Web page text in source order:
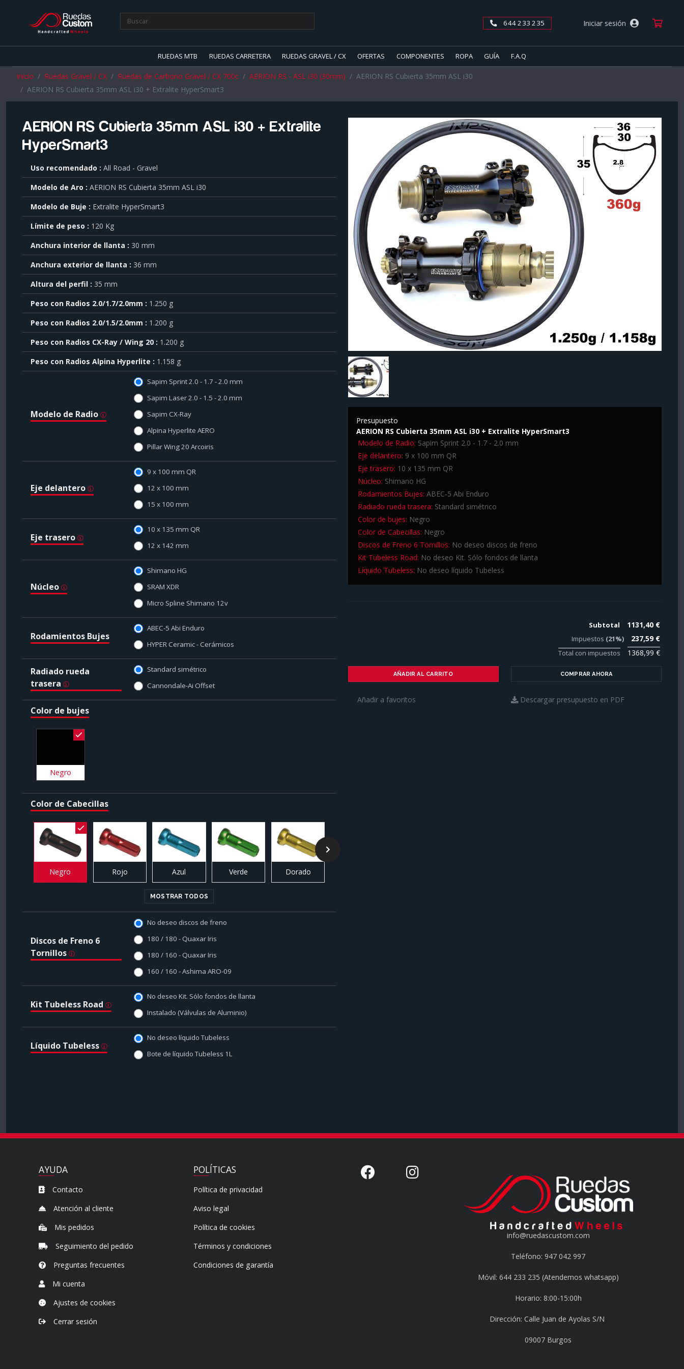
644 233 235 Iniciar sesión
RUEDAS MTB RUEDAS CARRETERA RUEDAS GRAVEL / CX OFERTAS COMPONENTES ROPA GUÍA F.A.Q
Inicio Ruedas Gravel / CX Ruedas de Carbono Gravel / CX 700c AERION RS - ASL i30 (30mm)
AERION RS Cubierta 35mm ASL i30
AERION RS Cubierta 35mm ASL i30 + Extralite HyperSmart3
Presupuesto
AERION RS Cubierta 35mm ASL i30 + Extralite HyperSmart3
Modelo de Radio: Sapim Sprint 2.0 - 1.7 - 2.0 mm
Eje delantero: 9 x 100 mm QR
Eje trasero: 10 x 135 mm QR
Núcleo: Shimano HG
Rodamientos Bujes: ABEC-5 Abi Enduro
Radiado rueda trasera: Standard simétrico
Color de bujes: Negro
Color de Cabecillas: Negro
Discos de Freno 6 Tornillos: No deseo discos de freno
Kit Tubeless Road: No deseo Kit. Sólo fondos de llanta
Líquido Tubeless: No deseo líquido Tubeless
Subtotal 1131,40 €
Impuestos (21%) 237,59 €
Total con impuestos 1368,99 €
AÑADIR AL CARRITO COMPRAR AHORA
Añadir a favoritos Descargar presupuesto en PDF
AERION RS Cubierta 35mm ASL i30 + Extralite
HyperSmart3
saber
más
sobre
cada
característica
haga
click
sobre
símbolo
.
También
mostrar
toda
información.
Uso recomendado
All Road - Gravel
Modelo de Aro
AERION RS Cubierta 35mm ASL i30
Modelo de Buje
Extralite HyperSmart3
Límite de peso
120 Kg
Anchura interior de llanta
30 mm
Anchura exterior de llanta
36 mm
Altura del perfil
35 mm
Peso con Radios 2.0/1.7/2.0mm
1.250 g
Peso con Radios 2.0/1.5/2.0mm
1.200 g
Peso con Radios CX-Ray / Wing 20
1.200 g
Peso con Radios Alpina Hyperlite
1.158 g
Modelo de Radio
Sapim Sprint 2.0 - 1.7 - 2.0 mm
Sapim Laser 2.0 - 1.5 - 2.0 mm
Sapim CX-Ray
Alpina Hyperlite AERO
Pillar Wing 20 Arcoiris
Eje delantero
9 x 100 mm QR
12 x 100 mm
15 x 100 mm
Eje trasero
10 x 135 mm QR
12 x 142 mm
Núcleo
Shimano HG
SRAM XDR
Micro Spline Shimano 12v
Rodamientos Bujes
ABEC-5 Abi Enduro
HYPER Ceramic - Cerámicos
Radiado rueda
trasera
Standard simétrico
Cannondale-Ai Offset
Color de bujes
Negro
Color de Cabecillas
Negro Rojo Azul Verde Dorado
MOSTRAR TODOS
Discos de Freno 6
Tornillos
No deseo discos de freno
180 / 180 - Quaxar Iris
180 / 160 - Quaxar Iris
160 / 160 - Ashima ARO-09
Kit Tubeless Road
No deseo Kit. Sólo fondos de llanta
Instalado (Válvulas de Aluminio)
Líquido Tubeless
No deseo líquido Tubeless
Bote de líquido Tubeless 1L
AYUDA
Contacto
Atención al cliente
Mis pedidos
Seguimiento del pedido
Preguntas frecuentes
Mi cuenta
Ajustes de cookies
Cerrar sesión
POLÍTICAS
Política de privacidad
Aviso legal
Política de cookies
Términos y condiciones
Condiciones de garantía
info@ruedascustom.com
Teléfono: 947 042 997
Móvil: 644 233 235 (Atendemos whatsapp)
Horario: 8:00-15:00h
Dirección: Calle Juan de Ayolas S/N
09007 Burgos